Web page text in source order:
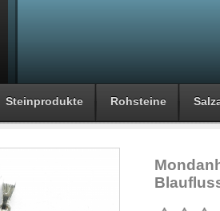
Steinprodukte Rohsteine